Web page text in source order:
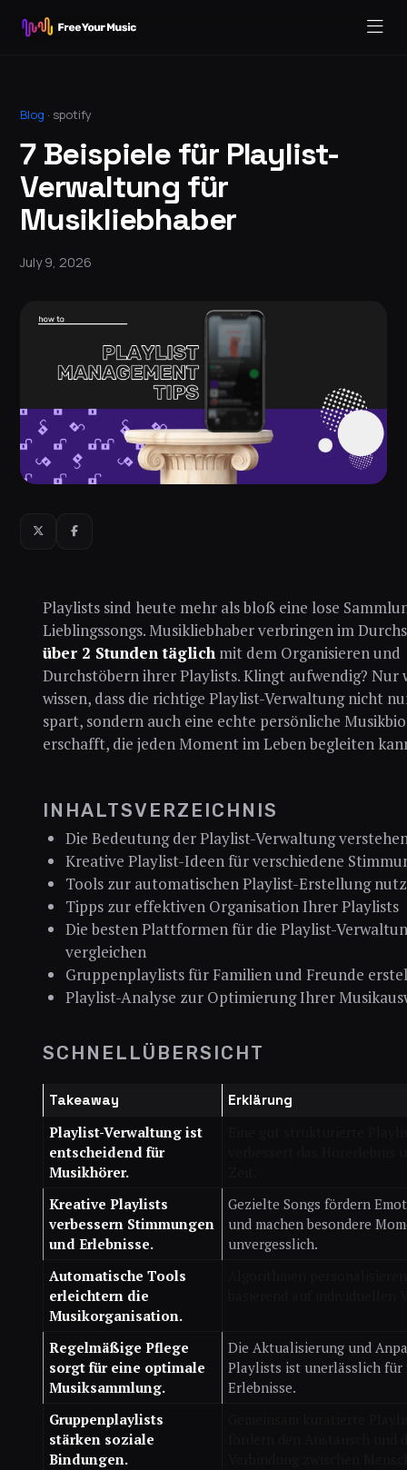
Blog · spotify
7 Beispiele für Playlist-
Verwaltung für
Musikliebhaber
July 9, 2026
Playlists sind heute mehr als bloß eine lose
Lieblingssongs. Musikliebhaber verbringen im
über 2 Stunden täglich mit dem Organisieren und
Durchstöbern ihrer Playlists. Klingt aufwendig? Nur
wissen, dass die richtige Playlist-Verwaltung nicht
spart, sondern auch eine echte persönliche
erschafft, die jeden Moment im Leben begleiten
INHALTSVERZEICHNIS
Die Bedeutung der Playlist-Verwaltung
Kreative Playlist-Ideen für verschiedene
Tools zur automatischen Playlist-Erstellung
Tipps zur effektiven Organisation Ihrer Playlists
Die besten Plattformen für die Playlist-
vergleichen
Gruppenplaylists für Familien und Freunde
Playlist-Analyse zur Optimierung Ihrer
SCHNELLÜBERSICHT
Takeaway Erklärung
Playlist-Verwaltung ist
entscheidend für
Musikhörer.
Kreative Playlists
verbessern Stimmungen
und Erlebnisse.
Gezielte Songs fördern
und machen besondere
unvergesslich.
Automatische Tools
erleichtern die
Musikorganisation.
Regelmäßige Pflege
sorgt für eine optimale
Musiksammlung.
Die Aktualisierung und
Playlists ist unerlässlich für
Erlebnisse.
Gruppenplaylists
stärken soziale
Bindungen.